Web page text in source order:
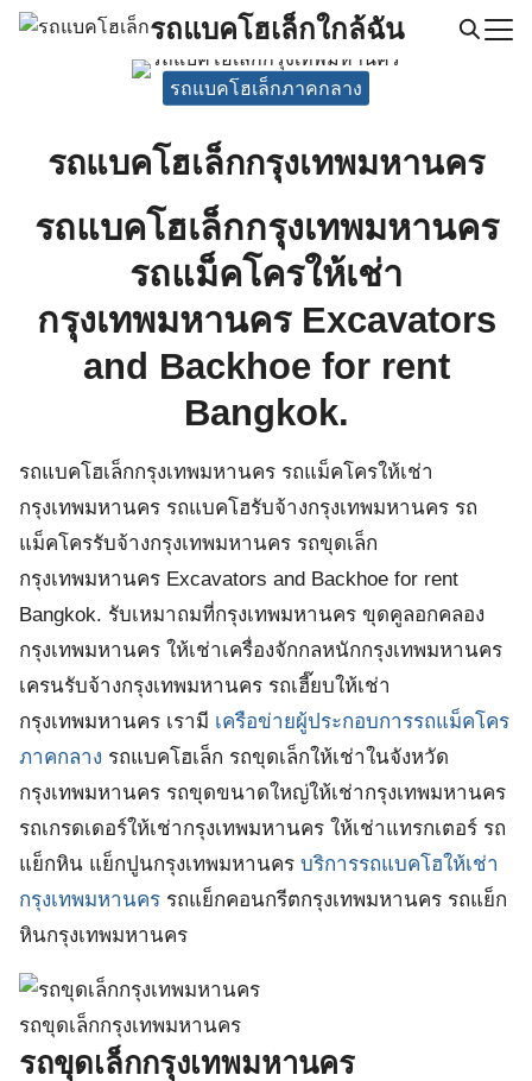
Skip
รถแบคโฮเล็กใกล้ฉัน
รถแบคโฮเล็กภาคกลาง
รถแบคโฮเล็กกรุงเทพมหานคร
รถแบคโฮเล็กกรุงเทพมหานคร
รถแม็คโครให้เช่า
กรุงเทพมหานคร Excavators
and Backhoe for rent
Bangkok.
รถแบคโฮเล็กกรุงเทพมหานคร รถแม็คโครให้เช่า
กรุงเทพมหานคร รถแบคโฮรับจ้างกรุงเทพมหานคร รถ
แม็คโครรับจ้างกรุงเทพมหานคร รถขุดเล็ก
กรุงเทพมหานคร Excavators and Backhoe for rent
Bangkok. รับเหมาถมที่กรุงเทพมหานคร ขุดคูลอกคลอง
กรุงเทพมหานคร ให้เช่าเครื่องจักกลหนักกรุงเทพมหานคร
เครนรับจ้างกรุงเทพมหานคร รถเฮี๊ยบให้เช่า
กรุงเทพมหานคร เรามี เครือข่ายผู้ประกอบการรถแม็คโคร
ภาคกลาง รถแบคโฮเล็ก รถขุดเล็กให้เช่าในจังหวัด
กรุงเทพมหานคร รถขุดขนาดใหญ่ให้เช่ากรุงเทพมหานคร
รถเกรดเดอร์ให้เช่ากรุงเทพมหานคร ให้เช่าแทรกเตอร์ รถ
แย็กหิน แย็กปูนกรุงเทพมหานคร บริการรถแบคโฮให้เช่า
กรุงเทพมหานคร รถแย็กคอนกรีตกรุงเทพมหานคร รถแย็ก
หินกรุงเทพมหานคร
รถขุดเล็กกรุงเทพมหานคร
รถขุดเล็กกรุงเทพมหานคร